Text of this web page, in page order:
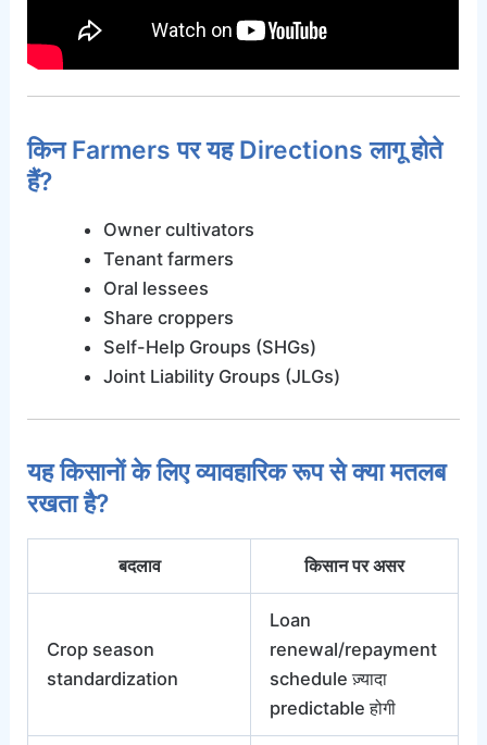
किन Farmers पर यह Directions लागू होते
हैं?
Owner cultivators
Tenant farmers
Oral lessees
Share croppers
Self-Help Groups (SHGs)
Joint Liability Groups (JLGs)
यह किसानों के लिए व्यावहारिक रूप से क्या मतलब
रखता है?
बदलाव किसान पर असर
Crop season
standardization
Loan
renewal/repayment
schedule ज़्यादा
predictable होगी